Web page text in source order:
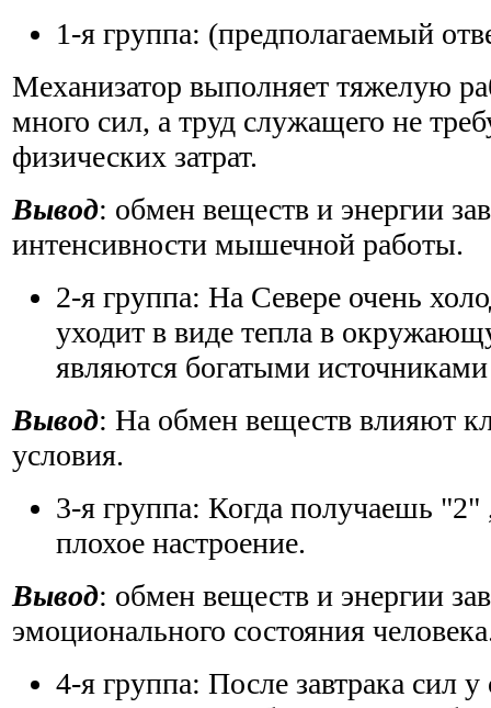
1-я группа: (предполагаемый
Механизатор выполняет тяжелую
много сил, а труд служащего не
физических затрат.
Вывод: обмен веществ и энергии
интенсивности мышечной работы.
2-я группа: На Севере очень
уходит в виде тепла в
являются богатыми
Вывод: На обмен веществ влияют
условия.
3-я группа: Когда получаешь "2"
плохое настроение.
Вывод: обмен веществ и энергии
эмоционального состояния
4-я группа: После завтрака сил